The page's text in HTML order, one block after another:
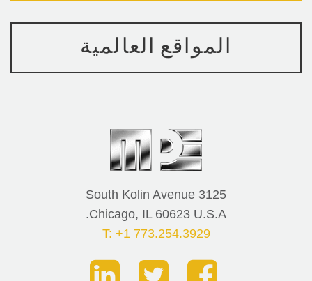
المواقع العالمية
Chicago, IL 60623 U.S.A.
T: +1 773.254.3929